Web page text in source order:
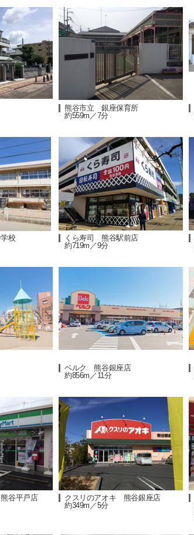
熊谷市立 銀座保育所
約559m／7分
校
くら寿司 熊谷駅前店
約719m／9分
ベルク 熊谷銀座店
約856m／11分
谷平戸店
クスリのアオキ 熊谷銀座店
約349m／5分